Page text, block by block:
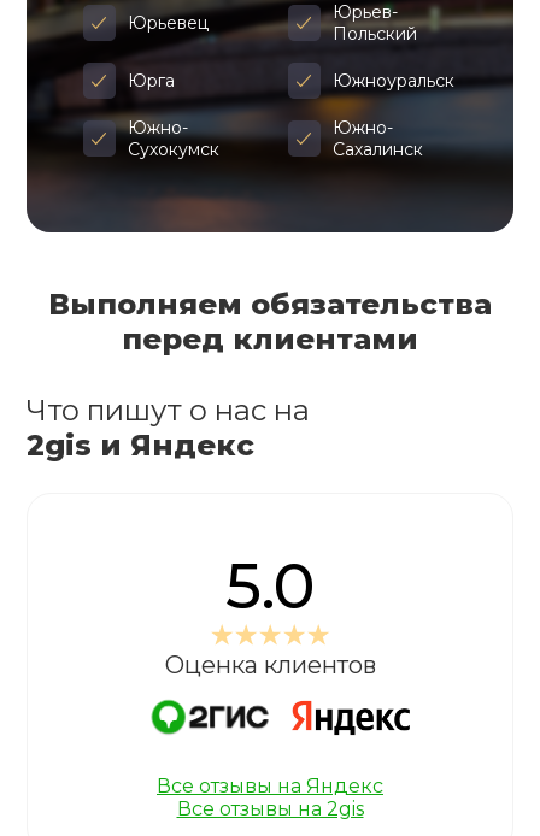
Юрьевец
Юрьев-
Польский
Юрга Южноуральск
Южно-
Сухокумск
Южно-
Сахалинск
Выполняем обязательства
перед клиентами
Что пишут о нас на
2gis и Яндекс
5.0
Оценка клиентов
Все отзывы на Яндекс
Все отзывы на 2gis